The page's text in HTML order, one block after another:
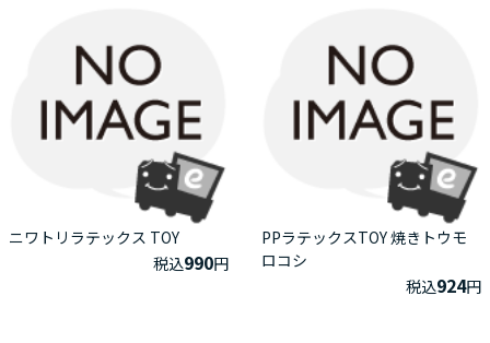
ニワトリラテックス TOY
税込990円
PPラテックスTOY 焼きトウモ
ロコシ
税込924円